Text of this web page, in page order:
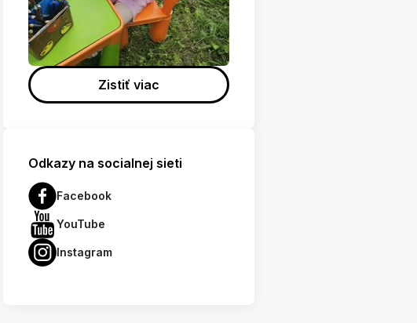
Zistiť viac
Odkazy na socialnej sieti
Facebook
YouTube
Instagram